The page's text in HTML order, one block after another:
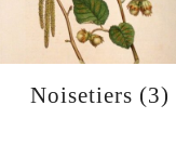
Noisetiers (3)